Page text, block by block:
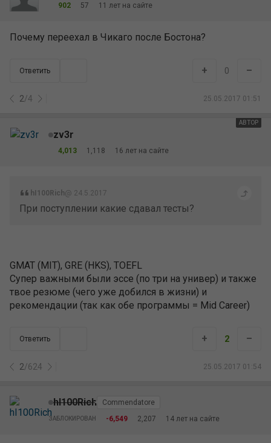
902 57 11 лет на сайте
Почему переехал в Чикаго после Бостона?
Ответить
2/4 25.05.2017 01:51
+ 0 –
АВТОР
zv3r
4,013 1,118 16 лет на сайте
hI100Rich@ 24.5.2017
При поступлении какие сдавал тесты?
GMAT (MIT), GRE (HKS), TOEFL
Супер важными были эссе (по три на универ) и также
твое резюме (чего уже добился в жизни) и
рекомендации (так как обе программы = Mid Career)
Ответить
2/624 25.05.2017 01:54
+ 2 –
hI100Rich Commendatore
ЗАБЛОКИРОВАН -6,549 2,207 14 лет на сайте